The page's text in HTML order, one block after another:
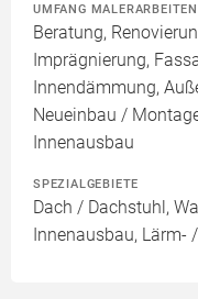
UMFANG MALERARBEITEN
Beratung,
Imprägnierung,
Innendämmung,
Neueinbau /
Innenausbau
SPEZIALGEBIETE
Dach / Dachstuhl,
Innenausbau, Lärm-